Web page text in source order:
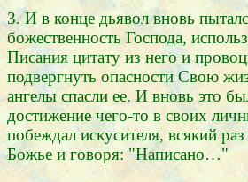
3. И в конце дьявол вновь
божественность Господа,
Писания цитату из него и
подвергнуть опасности Свою
ангелы спасли ее. И вновь это
достижение чего-то в своих
побеждал искусителя, всякий
Божье и говоря: "Написано…"